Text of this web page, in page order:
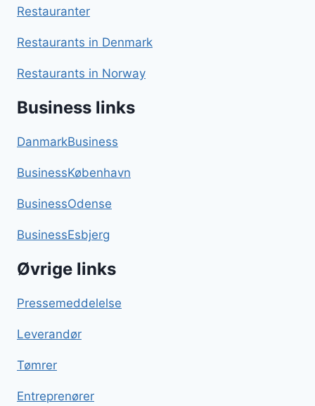
Restauranter
Restaurants in Denmark
Restaurants in Norway
Business links
DanmarkBusiness
BusinessKøbenhavn
BusinessOdense
BusinessEsbjerg
Øvrige links
Pressemeddelelse
Leverandør
Tømrer
Entreprenører